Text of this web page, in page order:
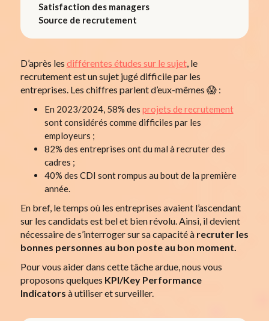
Satisfaction des managers
Source de recrutement
D’après les différentes études sur le sujet, le
recrutement est un sujet jugé difficile par les
entreprises. Les chiffres parlent d’eux-mêmes 😱 :
En 2023/2024, 58% des projets de recrutement
sont considérés comme difficiles par les
employeurs ;
82% des entreprises ont du mal à recruter des
cadres ;
40% des CDI sont rompus au bout de la première
année.
En bref, le temps où les entreprises avaient l’ascendant
sur les candidats est bel et bien révolu. Ainsi, il devient
nécessaire de s’interroger sur sa capacité à recruter les
bonnes personnes au bon poste au bon moment.
Pour vous aider dans cette tâche ardue, nous vous
proposons quelques KPI/Key Performance
Indicators à utiliser et surveiller.